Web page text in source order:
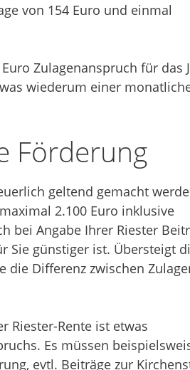
von 154 Euro und einmal
Zulagenanspruch für das
wiederum einer
Förderung
geltend gemacht
2.100 Euro inklusive
bei Angabe Ihrer Riester
Sie günstiger ist. Übersteigt
die Differenz zwischen
Riester-Rente ist etwas
Es müssen
evtl. Beiträge zur